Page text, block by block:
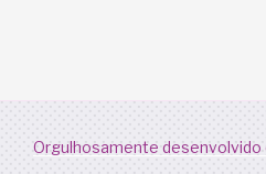
Orgulhosamente desenvolvido